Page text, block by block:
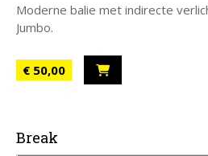
Moderne balie met indirecte
Jumbo.
€ 50,00
Break